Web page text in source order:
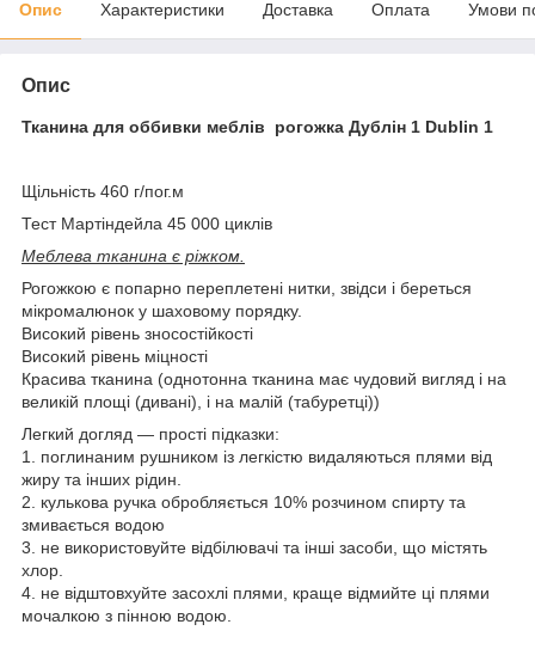
Опис Характеристики Доставка Оплата Умови
Опис
Тканина для оббивки меблів рогожка Дублін 1 Dublin 1
Щільність 460 г/пог.м
Тест Мартіндейла 45 000 циклів
Меблева тканина є ріжком.
Рогожкою є попарно переплетені нитки, звідси і береться
мікромалюнок у шаховому порядку.
Високий рівень зносостійкості
Високий рівень міцності
Красива тканина (однотонна тканина має чудовий вигляд і на
великій площі (дивані), і на малій (табуретці))
Легкий догляд — прості підказки:
1. поглинаним рушником із легкістю видаляються плями від
жиру та інших рідин.
2. кулькова ручка обробляється 10% розчином спирту та
змивається водою
3. не використовуйте відбілювачі та інші засоби, що містять
хлор.
4. не відштовхуйте засохлі плями, краще відмийте ці плями
мочалкою з пінною водою.